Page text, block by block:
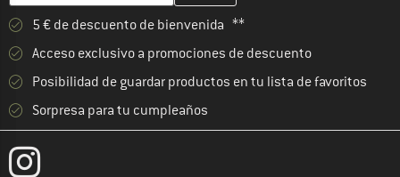
5 € de descuento de bienvenida **
Acceso exclusivo a promociones de descuento
Posibilidad de guardar productos en tu lista de favoritos
Sorpresa para tu cumpleaños